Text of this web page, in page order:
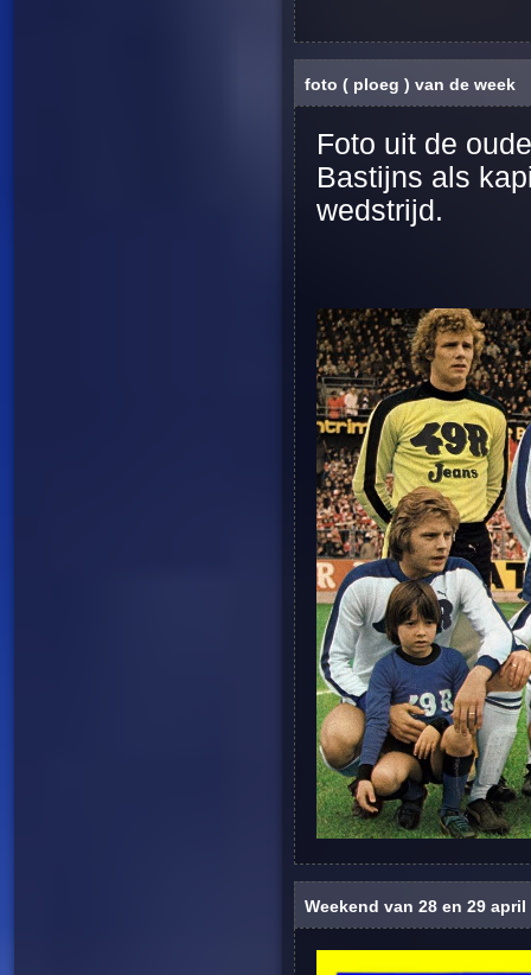
foto ( ploeg ) van de week
Foto uit de
Bastijns als
wedstrijd.
Weekend van 28 en 29 april